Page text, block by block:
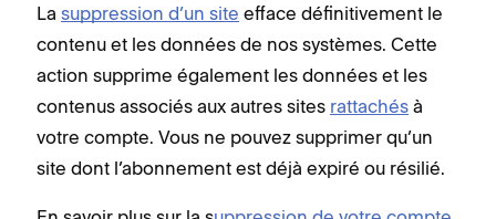
La suppression d’un site efface définitivement le
contenu et les données de nos systèmes. Cette
action supprime également les données et les
contenus associés aux autres sites rattachés à
votre compte. Vous ne pouvez supprimer qu’un
site dont l’abonnement est déjà expiré ou résilié.